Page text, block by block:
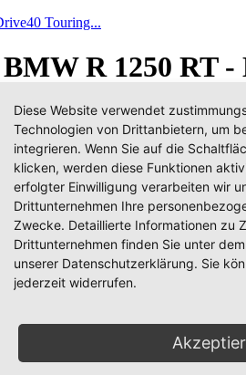
Touring...
R 1250 RT
Diese Website verwendet
Technologien von Drittanbietern, um
integrieren. Wenn Sie auf die
klicken, werden diese Funktionen
erfolgter Einwilligung verarbeiten wir
Drittunternehmen Ihre
Zwecke. Detaillierte Informationen zu
Drittunternehmen finden Sie unter
unserer Datenschutzerklärung. Sie
jederzeit widerrufen.